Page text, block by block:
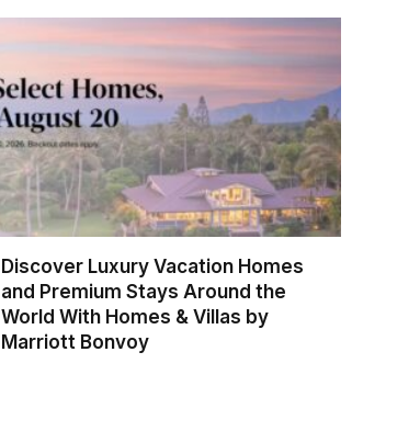
Discover Luxury Vacation Homes
and Premium Stays Around the
World With Homes & Villas by
Marriott Bonvoy